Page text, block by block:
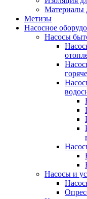
Материалы
Метизы
Насосное
Насосы
Насосы и